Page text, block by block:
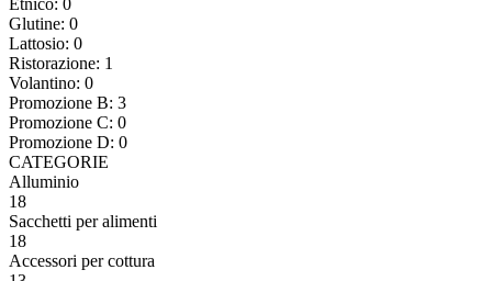
Glutine: 0
Lattosio: 0
Ristorazione: 1
Volantino: 0
Promozione B: 3
Promozione C: 0
Promozione D: 0
CATEGORIE
Alluminio
18
Sacchetti per alimenti
18
Accessori per cottura